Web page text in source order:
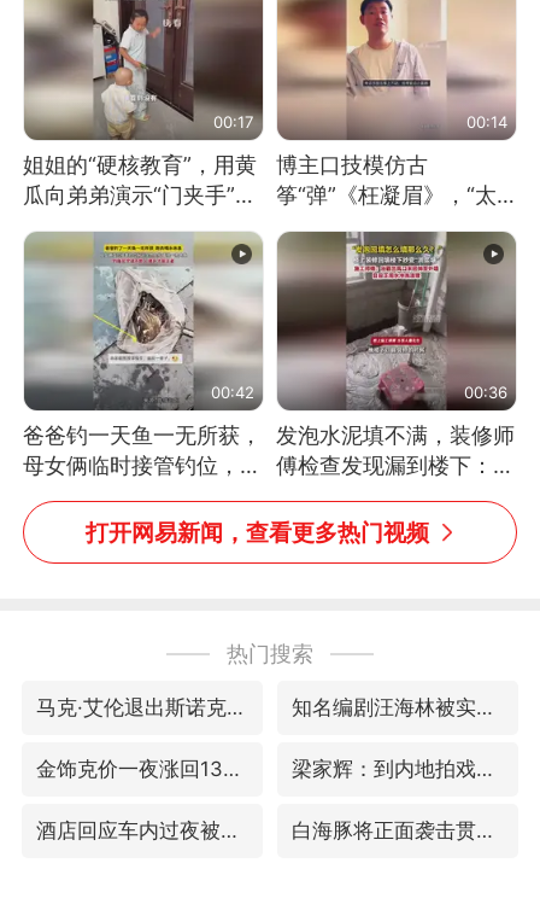
00:17
姐姐的“硬核教育”，用黄
瓜向弟弟演示“门夹手”，
网友：果然言传不如身
教！
00:14
博主口技模仿古
筝“弹”《枉凝眉》，“太
像了～你是吃古筝长大的
吗？”“或将成为首位考级
不带古筝的选手。”（来
源：新华每日电讯）
00:42
爸爸钓一天鱼一无所获，
母女俩临时接管钓位，用
玩具鱼竿钓上大鱼
00:36
发泡水泥填不满，装修师
傅检查发现漏到楼下：出
风口未延伸到外墙
打开网易新闻，查看更多热门视频
热门搜索
马克·艾伦退出斯诺克中国公开赛 知名编剧汪海林被实名举报偷税漏税
金饰克价一夜涨回1300元 梁家辉：到内地拍戏不是北上是回归
酒店回应车内过夜被收150元 白海豚将正面袭击贯穿浙江